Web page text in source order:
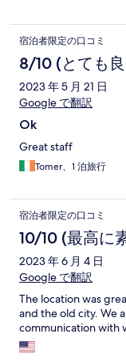
宿泊者限定の口コミ
8/10 (とても
2023 年 5 月 21 日
Google で翻訳
Ok
Great staff
Tomer、1 泊旅行
宿泊者限定の口コミ
10/10 (最高に
2023 年 6 月 4 日
Google で翻訳
The location was
and the old city. We
communication with